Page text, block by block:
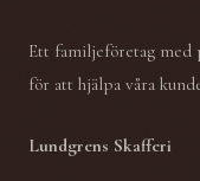
Ett familjeföretag med
för att hjälpa våra
Lundgrens Skafferi